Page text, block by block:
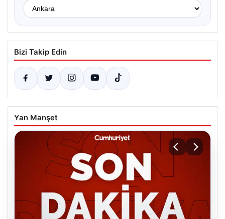
Bizi Takip Edin
Yan Manşet